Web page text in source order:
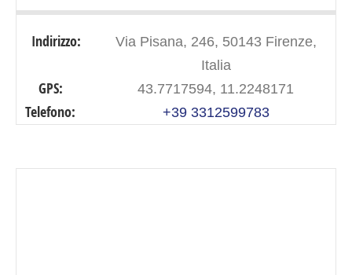
Indirizzo:
Via Pisana, 246, 50143 Firenze,
Italia
GPS: 43.7717594, 11.2248171
Telefono: +39 3312599783